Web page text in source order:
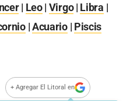
| Leo| Virgo| Libra |
|Acuario| Piscis
+ Agregar El Litoral en